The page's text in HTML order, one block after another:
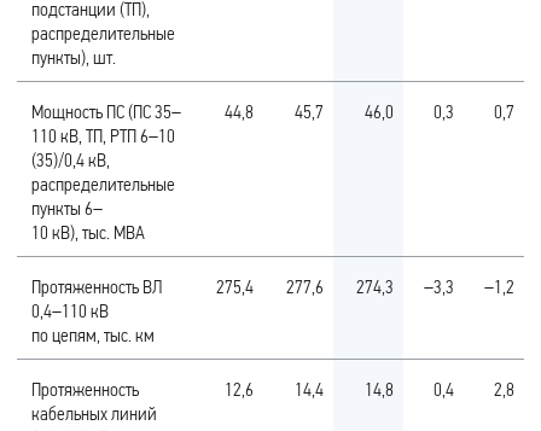
подстанции (ТП),
распределительные
пункты), шт.
Мощность ПС (ПС 35–
110 кВ, ТП, РТП 6–10
(35)/0,4 кВ,
распределительные
пункты 6–
10 кВ), тыс. МВА
44,8 45,7 46,0 0,3 0,7
Протяженность ВЛ
0,4–110 кВ
по цепям, тыс. км
275,4 277,6 274,3 –3,3 –1,2
Протяженность
кабельных линий
12,6 14,4 14,8 0,4 2,8